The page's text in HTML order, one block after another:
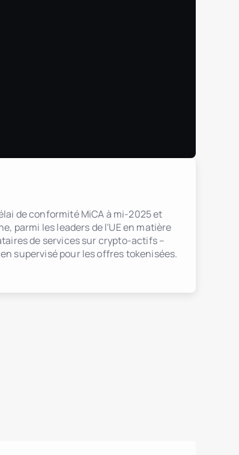
de conformité MiCA à mi-2025 et
parmi les leaders de l'UE en matière
de services sur crypto-actifs –
supervisé pour les offres tokenisées.